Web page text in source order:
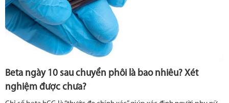
Beta ngày 10 sau chuyển phôi là bao nhiêu? Xét
nghiệm được chưa?